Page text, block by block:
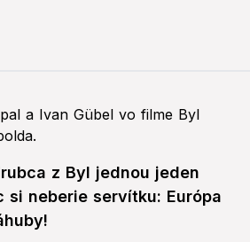
z Byl jednou jeden
si neberie servítku: Európa